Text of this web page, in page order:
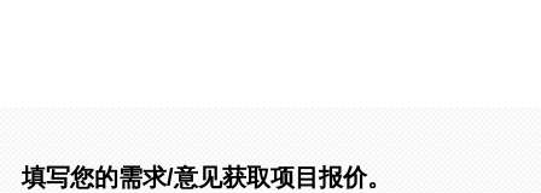
填写您的需求/意见获取项目报价。